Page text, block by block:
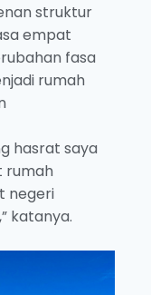
struktur
empat
fasa
rumah
hasrat saya
rumah
negeri
katanya.